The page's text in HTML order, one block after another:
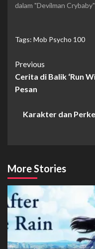
dalam "Devilman Crybaby"
Tags: Mob Psycho 100
Continue
Reading
Previous
Cerita di Balik ‘Run
Pesan
Karakter dan
More Stories